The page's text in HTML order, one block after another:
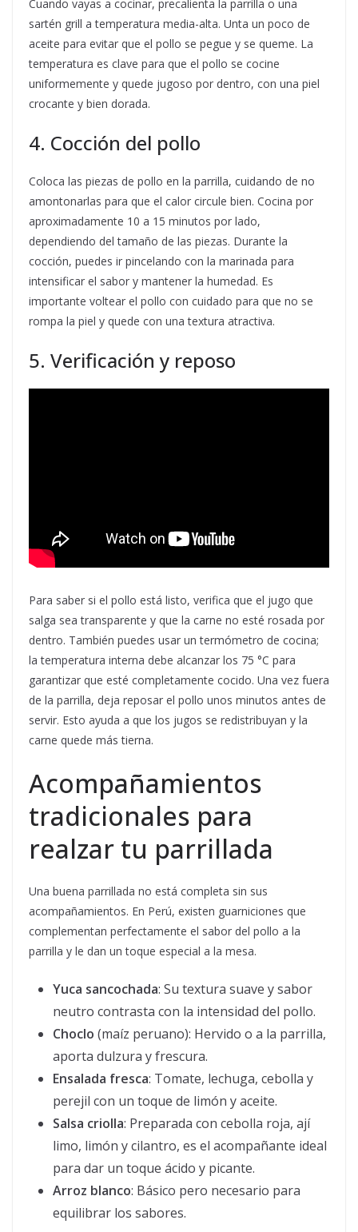
Cuando vayas a cocinar, precalienta la parrilla o una
sartén grill a temperatura media-alta. Unta un poco de
aceite para evitar que el pollo se pegue y se queme. La
temperatura es clave para que el pollo se cocine
uniformemente y quede jugoso por dentro, con una piel
crocante y bien dorada.
4. Cocción del pollo
Coloca las piezas de pollo en la parrilla, cuidando de no
amontonarlas para que el calor circule bien. Cocina por
aproximadamente 10 a 15 minutos por lado,
dependiendo del tamaño de las piezas. Durante la
cocción, puedes ir pincelando con la marinada para
intensificar el sabor y mantener la humedad. Es
importante voltear el pollo con cuidado para que no se
rompa la piel y quede con una textura atractiva.
5. Verificación y reposo
Para saber si el pollo está listo, verifica que el jugo que
salga sea transparente y que la carne no esté rosada por
dentro. También puedes usar un termómetro de cocina;
la temperatura interna debe alcanzar los 75 °C para
garantizar que esté completamente cocido. Una vez fuera
de la parrilla, deja reposar el pollo unos minutos antes de
servir. Esto ayuda a que los jugos se redistribuyan y la
carne quede más tierna.
Acompañamientos
tradicionales para
realzar tu parrillada
Una buena parrillada no está completa sin sus
acompañamientos. En Perú, existen guarniciones que
complementan perfectamente el sabor del pollo a la
parrilla y le dan un toque especial a la mesa.
Yuca sancochada: Su textura suave y sabor
neutro contrasta con la intensidad del pollo.
Choclo (maíz peruano): Hervido o a la parrilla,
aporta dulzura y frescura.
Ensalada fresca: Tomate, lechuga, cebolla y
perejil con un toque de limón y aceite.
Salsa criolla: Preparada con cebolla roja, ají
limo, limón y cilantro, es el acompañante ideal
para dar un toque ácido y picante.
Arroz blanco: Básico pero necesario para
equilibrar los sabores.